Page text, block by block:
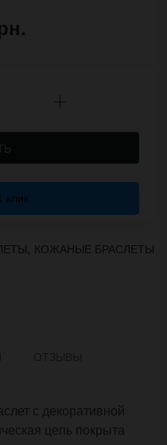
клик
, КОЖАНЫЕ БРАСЛЕТЫ
с декоративной
цепь покрыта